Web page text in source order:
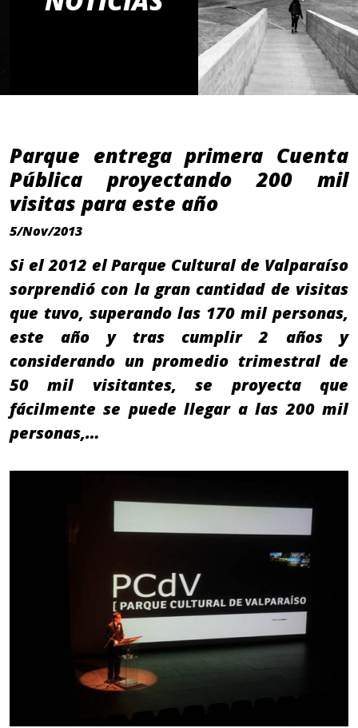
Parque entrega primera Cuenta
Pública proyectando 200 mil
visitas para este año
5/Nov/2013
Si el 2012 el Parque Cultural de Valparaíso
sorprendió con la gran cantidad de visitas
que tuvo, superando las 170 mil personas,
este año y tras cumplir 2 años y
considerando un promedio trimestral de
50 mil visitantes, se proyecta que
fácilmente se puede llegar a las 200 mil
personas,…